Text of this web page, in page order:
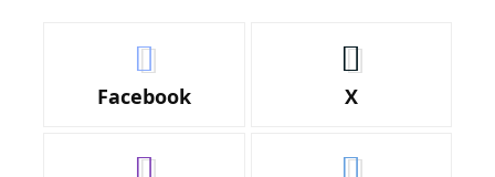
Facebook X